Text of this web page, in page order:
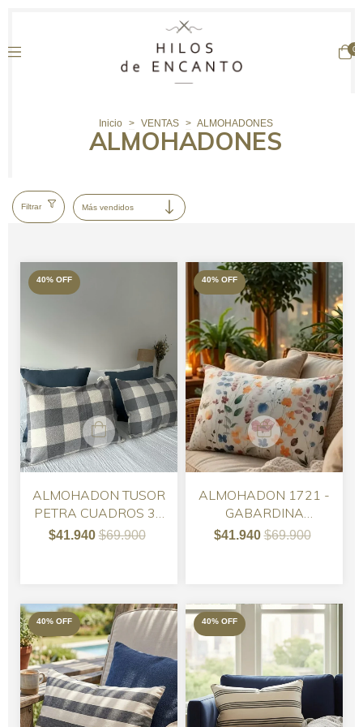
0
Inicio > VENTAS > ALMOHADONES
ALMOHADONES
Filtrar
40% OFF
ALMOHADON TUSOR
PETRA CUADROS 30
x 50 cm.
$41.940$69.900
40% OFF
ALMOHADON 1721 -
GABARDINA
IMPERMEABLE
$41.940$69.900
40% OFF 40% OFF